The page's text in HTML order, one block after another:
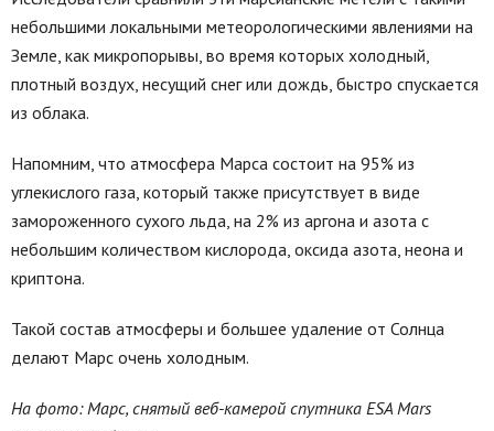
небольшими локальными метеорологическими явлениями на
Земле, как микропорывы, во время которых холодный,
плотный воздух, несущий снег или дождь, быстро спускается
из облака.
Напомним, что атмосфера Марса состоит на 95% из
углекислого газа, который также присутствует в виде
замороженного сухого льда, на 2% из аргона и азота с
небольшим количеством кислорода, оксида азота, неона и
криптона.
Такой состав атмосферы и большее удаление от Солнца
делают Марс очень холодным.
На фото: Марс, снятый веб-камерой спутника ESA Mars